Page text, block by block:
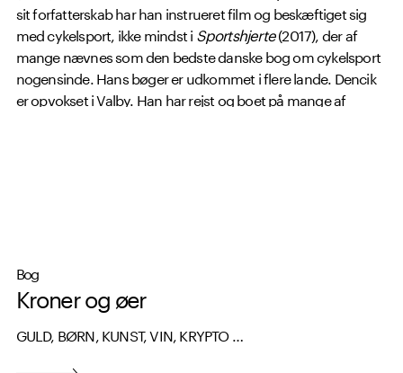
sit forfatterskab har han instrueret film og beskæftiget sig
med cykelsport, ikke mindst i Sportshjerte(2017), der af
mange nævnes som den bedste danske bog om cykelsport
nogensinde. Hans bøger er udkommet i flere lande. Dencik
er opvokset i Valby. Han har rejst og boet på mange af
Bog
Kroner og øer
GULD, BØRN, KUNST, VIN, KRYPTO …